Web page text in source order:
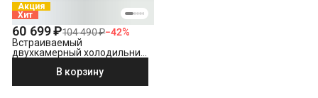
Акция
Хит
60 699 ₽104 490 ₽−42%
Встраиваемый
двухкамерный холодильник
В корзину